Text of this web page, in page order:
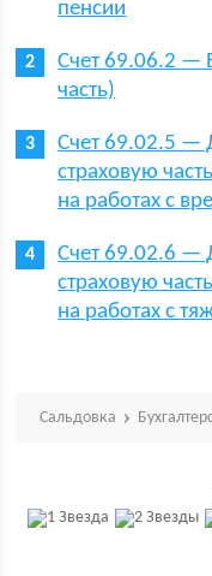
пенсии
Счет 69.06.2 —
часть)
Счет 69.02.5 —
страховую
на работах с
Счет 69.02.6 —
страховую
на работах с
Сальдовка